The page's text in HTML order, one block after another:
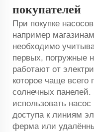
покупателей
При покупке
например
необходимо
первых, погружные
работают от
которое чаще всего
солнечных
использовать насос
доступа к линиям
ферма или